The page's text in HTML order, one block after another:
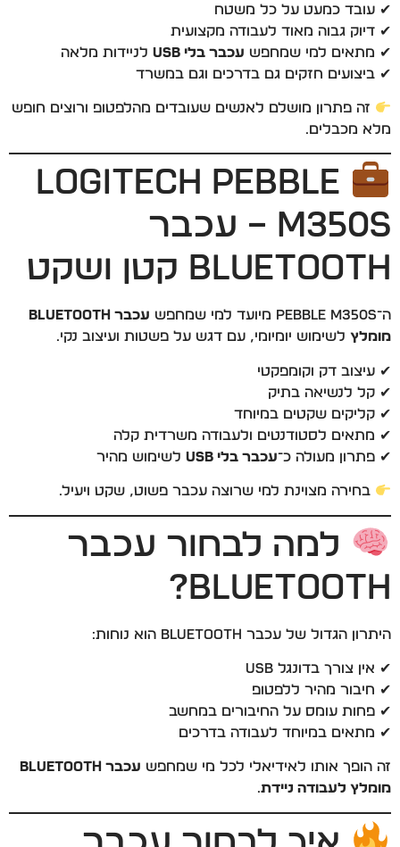
✔ עובד כמעט על כל משטח
✔ דיוק גבוה מאוד לעבודה מקצועית
✔ מתאים למי שמחפש עכבר בלי USB
לניידות מלאה
✔ ביצועים חזקים גם בדרכים וגם במשרד
זה פתרון מושלם לאנשים שעובדים מהלפטופ ורוצים חופש
מלא מכבלים.
Logitech Pebble
M350S – עכבר
Bluetooth קטן ושקט
ה־Pebble M350S מיועד למי שמחפש
עכבר Bluetooth
מומלץ לשימוש יומיומי, עם דגש על פשטות ועיצוב נקי.
✔ עיצוב דק וקומפקטי
✔ קל לנשיאה בתיק
✔ קליקים שקטים במיוחד
✔ מתאים לסטודנטים ולעבודה משרדית קלה
✔ פתרון מעולה כ־עכבר בלי USB לשימוש מהיר
בחירה מצוינת למי שרוצה עכבר פשוט, שקט ויעיל.
למה לבחור עכבר
Bluetooth?
היתרון הגדול של עכבר Bluetooth הוא נוחות:
✔ אין צורך בדונגל USB
✔ חיבור מהיר ללפטופ
✔ פחות עומס על החיבורים במחשב
✔ מתאים במיוחד לעבודה בדרכים
זה הופך אותו לאידיאלי לכל מי שמחפש
עכבר Bluetooth
מומלץ לעבודה ניידת.